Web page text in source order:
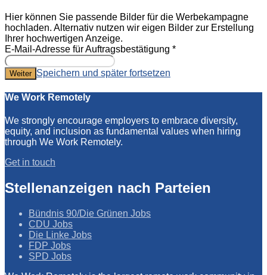
Hier können Sie passende Bilder für die Werbekampagne
hochladen. Alternativ nutzen wir eigen Bilder zur Erstellung
Ihrer hochwertigen Anzeige.
E-Mail-Adresse für Auftragsbestätigung *
Weiter Speichern und später fortsetzen
We Work Remotely
We strongly encourage employers to embrace diversity,
equity, and inclusion as fundamental values when hiring
through We Work Remotely.
Get in touch
Stellenanzeigen nach Parteien
Bündnis 90/Die Grünen Jobs
CDU Jobs
Die Linke Jobs
FDP Jobs
SPD Jobs